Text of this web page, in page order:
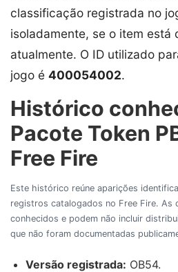
classificação registrada no
isoladamente, se o item está
atualmente. O ID utilizado
jogo é 400054002.
Histórico
Pacote Token
Free Fire
Este histórico reúne aparições
registros catalogados no Free Fire. As
conhecidos e podem não incluir
que não foram documentadas
Versão registrada: OB54.